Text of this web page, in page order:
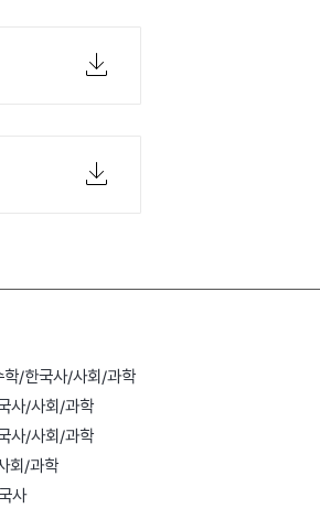
/한국사/사회/과학
사/사회/과학
사/사회/과학
회/과학
사